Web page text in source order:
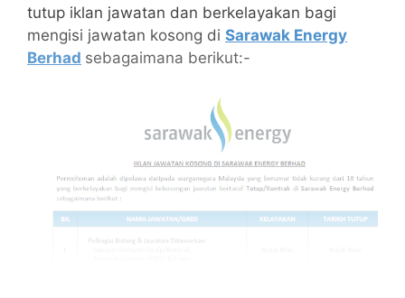
tutup iklan jawatan dan berkelayakan bagi
mengisi jawatan kosong di Sarawak Energy
Berhad sebagaimana berikut:-